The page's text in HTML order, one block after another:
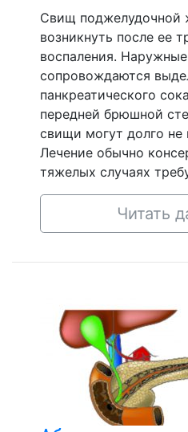
Свищ поджелудочной
возникнуть после ее
воспаления.
сопровождаются
панкреатического
передней брюшной
свищи могут долго не
Лечение обычно
тяжелых случаях
Читать